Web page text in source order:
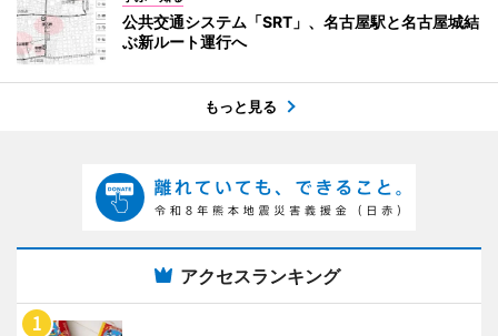
公共交通システム「SRT」、名古屋駅と名古屋城結
ぶ新ルート運行へ
もっと見る
アクセスランキング